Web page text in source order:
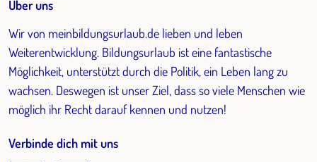
Über uns
Wir von meinbildungsurlaub.de lieben und leben
Weiterentwicklung. Bildungsurlaub ist eine fantastische
Möglichkeit, unterstützt durch die Politik, ein Leben lang zu
wachsen. Deswegen ist unser Ziel, dass so viele Menschen wie
möglich ihr Recht darauf kennen und nutzen!
Verbinde dich mit uns